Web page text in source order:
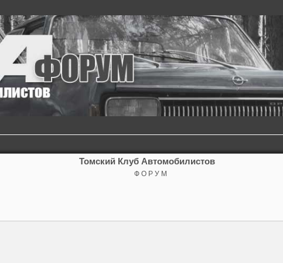
Томский Клуб Автомобилистов
Ф О Р У М